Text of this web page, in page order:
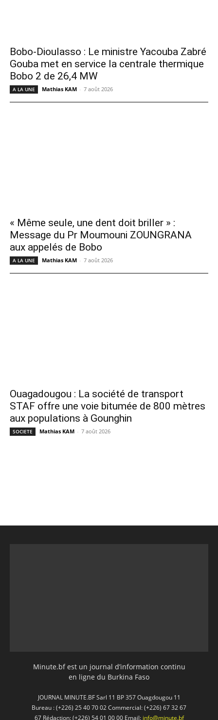
Bobo-Dioulasso : Le ministre Yacouba Zabré
Gouba met en service la centrale thermique
Bobo 2 de 26,4 MW
A LA UNE Mathias KAM - 7 août 2026
« Même seule, une dent doit briller » :
Message du Pr Moumouni ZOUNGRANA
aux appelés de Bobo
A LA UNE Mathias KAM - 7 août 2026
Ouagadougou : La société de transport
STAF offre une voie bitumée de 800 mètres
aux populations à Gounghin
SOCIETE Mathias KAM - 7 août 2026
Minute.bf est un journal d’information continu
en ligne du Burkina Faso
JOURNAL MINUTE.BF Sarl 11 BP 357 Ouagdougou 11
Bureau : (+226) 25 40 70 02 Commercial: (+226) 67 32 67
67 Rédaction: (+226) 54 01 00 00 Email: info@minute.bf